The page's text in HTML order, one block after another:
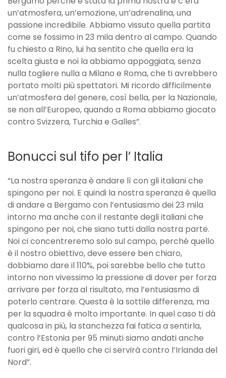
un’atmosfera, un’emozione, un’adrenalina, una
passione incredibile. Abbiamo vissuto quella partita
come se fossimo in 23 mila dentro al campo. Quando
fu chiesto a Rino, lui ha sentito che quella era la
scelta giusta e noi la abbiamo appoggiata, senza
nulla togliere nulla a Milano e Roma, che ti avrebbero
portato molti più spettatori. Mi ricordo difficilmente
un’atmosfera del genere, così bella, per la Nazionale,
se non all’Europeo, quando a Roma abbiamo giocato
contro Svizzera, Turchia e Galles”.
Bonucci sul tifo per l’ Italia
“La nostra speranza è andare lì con gli italiani che
spingono per noi. E quindi la nostra speranza è quella
di andare a Bergamo con l’entusiasmo dei 23 mila
intorno ma anche con il restante degli italiani che
spingono per noi, che siano tutti dalla nostra parte.
Noi ci concentreremo solo sul campo, perché quello
è il nostro obiettivo, deve essere ben chiaro,
dobbiamo dare il 110%, poi sarebbe bello che tutto
intorno non vivessimo la pressione di dover per forza
arrivare per forza al risultato, ma l’entusiasmo di
poterlo centrare. Questa è la sottile differenza, ma
per la squadra è molto importante. In quel caso ti dà
qualcosa in più, la stanchezza fai fatica a sentirla,
contro l’Estonia per 95 minuti siamo andati anche
fuori giri, ed è quello che ci servirà contro l’Irlanda del
Nord”.